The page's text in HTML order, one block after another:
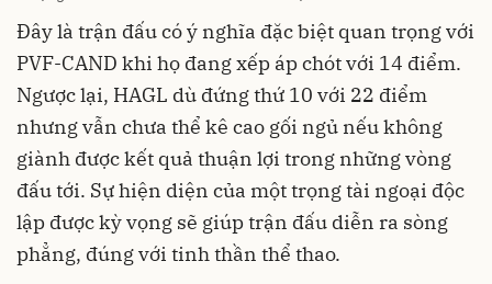
Đây là trận đấu có ý nghĩa đặc biệt quan trọng với
PVF-CAND khi họ đang xếp áp chót với 14 điểm.
Ngược lại, HAGL dù đứng thứ 10 với 22 điểm
nhưng vẫn chưa thể kê cao gối ngủ nếu không
giành được kết quả thuận lợi trong những vòng
đấu tới. Sự hiện diện của một trọng tài ngoại độc
lập được kỳ vọng sẽ giúp trận đấu diễn ra sòng
phẳng, đúng với tinh thần thể thao.